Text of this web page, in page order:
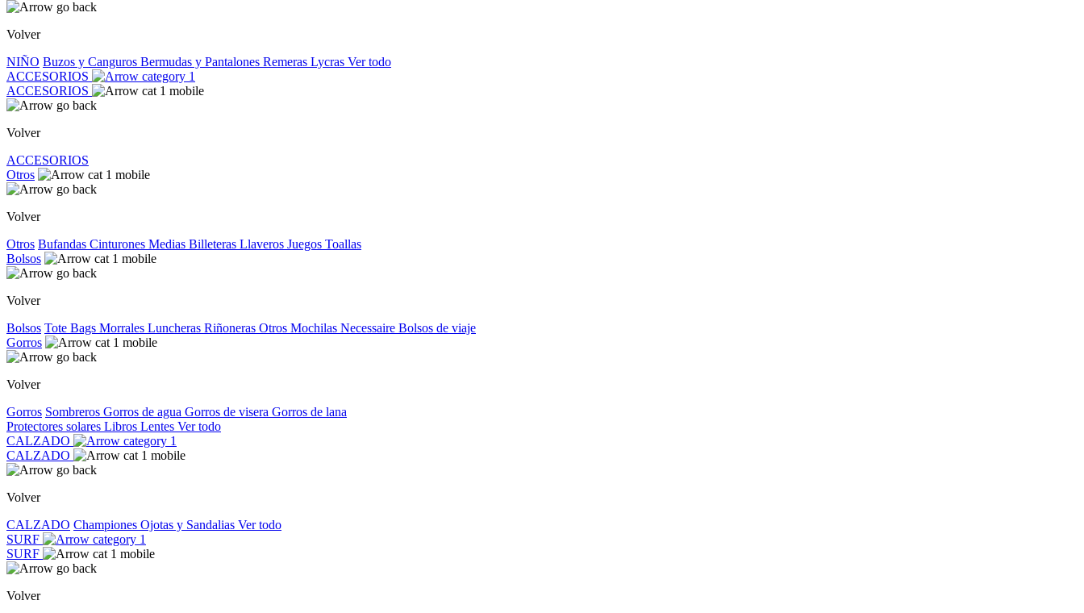
Volver
NIÑO Buzos y Canguros Bermudas y Pantalones Remeras Lycras Ver todo
ACCESORIOS
ACCESORIOS
Volver
ACCESORIOS
Otros
Volver
Otros Bufandas Cinturones Medias Billeteras Llaveros Juegos Toallas
Bolsos
Volver
Bolsos Tote Bags Morrales Luncheras Riñoneras Otros Mochilas Necessaire Bolsos de viaje
Gorros
Volver
Gorros Sombreros Gorros de agua Gorros de visera Gorros de lana
Protectores solares Libros Lentes Ver todo
CALZADO
CALZADO
Volver
CALZADO Championes Ojotas y Sandalias Ver todo
SURF
SURF
Volver